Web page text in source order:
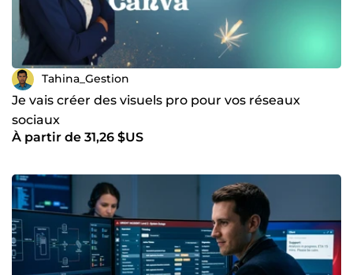
Tahina_Gestion
Je vais créer des visuels pro pour vos réseaux
sociaux
À partir de 31,26 $US